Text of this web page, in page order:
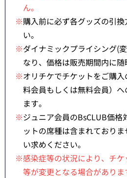
ん。
※購入前に必ず各グッズの引
い。
※ダイナミックプライシング(
なり、価格は販売期間内に随
※オリチケでチケットをご購
料会員もしくは無料会員）
ます。
※ジュニア会員のBsCLUB価格
ットの席種は含まれており
い求めください。
※感染症等の状況により、チ
等が変更となる場合があり